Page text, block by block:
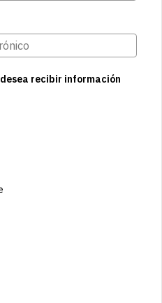
recibir información